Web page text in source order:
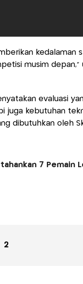
kedalaman
musim depan,"
evaluasi
juga kebutuhan
dibutuhkan oleh
7 Pemain
2